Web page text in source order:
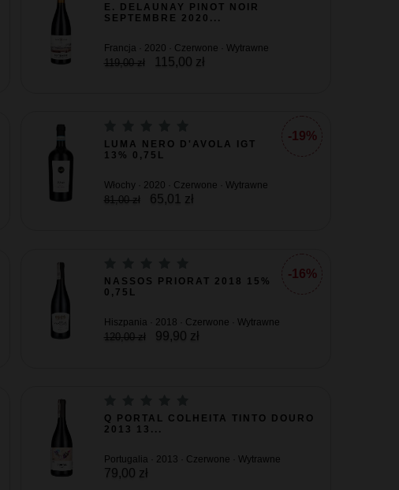
E. DELAUNAY PINOT NOIR
SEPTEMBRE 2020...
Francja · 2020 · Czerwone · Wytrawne
119,00 zł 115,00 zł
-19%
LUMA NERO D'AVOLA IGT
13% 0,75L
Włochy · 2020 · Czerwone · Wytrawne
81,00 zł 65,01 zł
-16%
NASSOS PRIORAT 2018 15%
0,75L
Hiszpania · 2018 · Czerwone · Wytrawne
120,00 zł 99,90 zł
Q PORTAL COLHEITA TINTO DOURO
2013 13...
Portugalia · 2013 · Czerwone · Wytrawne
79,00 zł